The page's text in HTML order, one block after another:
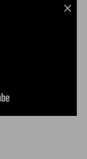
close